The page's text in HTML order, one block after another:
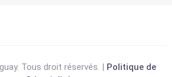
Tous droit réservés. | Politique de